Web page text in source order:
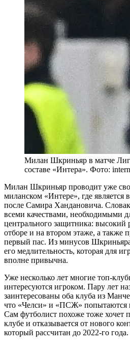
Милан Шкриньяр в матче
составе «Интера». Фото:
Милан Шкриньяр проводит уже
миланском «Интере», где
после Самира Хандановича.
всеми качествами, необходимыми
центрального защитника: высокий
отборе и на втором этаже, а также
первый пас. Из минусов
его медлительность, которая для
вполне привычна.
Уже несколько лет многие топ-
интересуются игроком. Пару лет
заинтересованы оба клуба из
что «Челси» и «ПСЖ» попытаются
Сам футболист похоже тоже хочет
клубе и отказывается от нового
который рассчитан до 2022-го года.